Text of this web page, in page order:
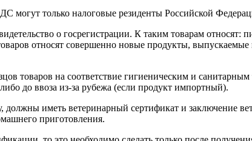
могут только налоговые резиденты Российской
о госрегистрации. К таким товарам относят:
относят совершенно новые продукты,
товаров на соответствие гигиеническим и
до ввоза из-за рубежа (если продукт импортный).
иметь ветеринарный сертификат и заключение
приготовления.